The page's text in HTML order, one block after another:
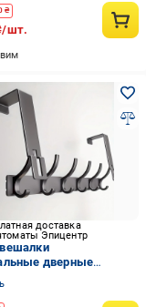
₴
шт.
доставка
Эпицентр
дверные